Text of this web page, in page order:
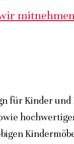
für Kinder